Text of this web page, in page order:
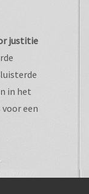
justitie
in het
een